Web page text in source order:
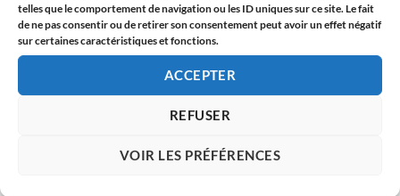
telles que le comportement de navigation ou les ID uniques sur ce site. Le fait
de ne pas consentir ou de retirer son consentement peut avoir un effet négatif
sur certaines caractéristiques et fonctions.
ACCEPTER
REFUSER
VOIR LES PRÉFÉRENCES
🇫🇷 Fabrication française, impression HD résistante
🎁 Livré dans un bel emballage prêt à offrir
💛 Cadeau universel, utile et chargé d’émotion